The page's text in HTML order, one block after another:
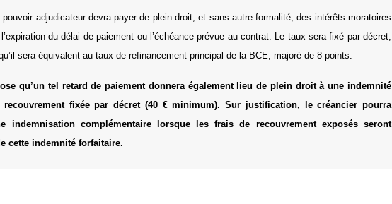
pouvoir adjudicateur devra payer de plein droit, et sans autre formalité, des intérêts moratoires
du délai de paiement ou l’échéance prévue au contrat. Le taux sera fixé par décret,
sera équivalent au taux de refinancement principal de la BCE, majoré de 8 points.
qu’un tel retard de paiement donnera également lieu de plein droit à une indemnité
fixée par décret (40 € minimum). Sur justification, le créancier pourra
indemnisation complémentaire lorsque les frais de recouvrement exposés seront
cette indemnité forfaitaire.